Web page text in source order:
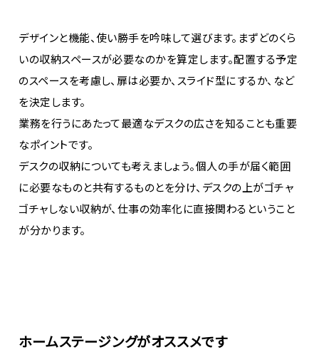
デザインと機能、使い勝手を吟味して選びます。まずどのくら
いの収納スペースが必要なのかを算定します。配置する予定
のスペースを考慮し、扉は必要か、スライド型にするか、など
を決定します。
業務を行うにあたって最適なデスクの広さを知ることも重要
なポイントです。
デスクの収納についても考えましょう。個人の手が届く範囲
に必要なものと共有するものとを分け、デスクの上がゴチャ
ゴチャしない収納が、仕事の効率化に直接関わるということ
が分かります。
ホームステージングがオススメです